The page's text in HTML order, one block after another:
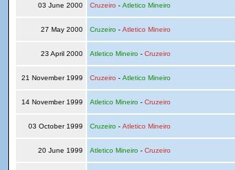
03 June 2000 Cruzeiro - Atletico Mineiro
27 May 2000 Cruzeiro- Atletico Mineiro
23 April 2000 Atletico Mineiro- Cruzeiro
21 November 1999 Cruzeiro - Atletico Mineiro
14 November 1999 Atletico Mineiro- Cruzeiro
03 October 1999 Cruzeiro- Atletico Mineiro
20 June 1999 Atletico Mineiro- Cruzeiro